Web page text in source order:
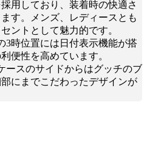
用しており、装着時の快適さ
す。メンズ、レディースとも
ントとして魅力的です。
3時位置には日付表示機能が搭
便性を高めています。
ースのサイドからはグッチのブ
にまでこだわったデザインが